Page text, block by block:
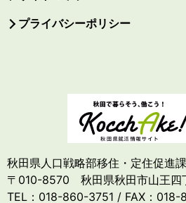
プライバシーポリシー
秋田県人口戦略部移住・定住促進課
〒010-8570 秋田県秋田市山王四
TEL：018-860-3751 / FAX：018-